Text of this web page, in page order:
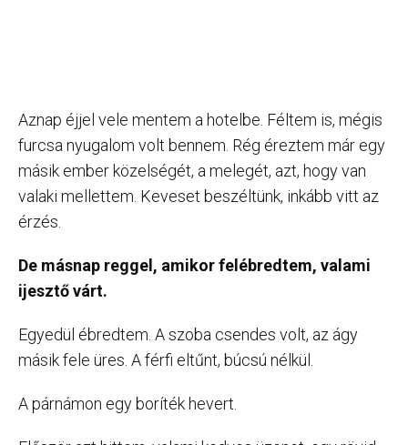
Aznap éjjel vele mentem a hotelbe. Féltem is, mégis
furcsa nyugalom volt bennem. Rég éreztem már egy
másik ember közelségét, a melegét, azt, hogy van
valaki mellettem. Keveset beszéltünk, inkább vitt az
érzés.
De másnap reggel, amikor felébredtem, valami
ijesztő várt.
Egyedül ébredtem. A szoba csendes volt, az ágy
másik fele üres. A férfi eltűnt, búcsú nélkül.
A párnámon egy boríték hevert.